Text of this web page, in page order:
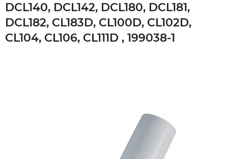
DCL140, DCL142, DCL180, DCL181,
DCL182, CL183D, CL100D, CL102D,
CL104, CL106, CL111D , 199038-1